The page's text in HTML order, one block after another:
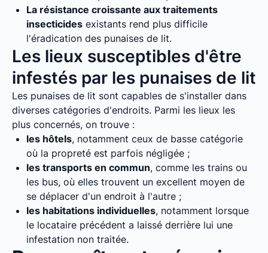
La résistance croissante aux traitements
insecticides existants rend plus difficile
l'éradication des punaises de lit.
Les lieux susceptibles d'être
infestés par les punaises de lit
Les punaises de lit sont capables de s'installer dans
diverses catégories d'endroits. Parmi les lieux les
plus concernés, on trouve :
les hôtels, notamment ceux de basse catégorie
où la propreté est parfois négligée ;
les transports en commun, comme les trains ou
les bus, où elles trouvent un excellent moyen de
se déplacer d'un endroit à l'autre ;
les habitations individuelles, notamment lorsque
le locataire précédent a laissé derrière lui une
infestation non traitée.